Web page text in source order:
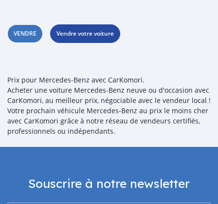
VENDRE Vendre votre voiture
Prix pour Mercedes‒Benz avec CarKomori.
Acheter une voiture Mercedes‒Benz neuve ou d'occasion avec
CarKomori, au meilleur prix, négociable avec le vendeur local !
Votre prochain véhicule Mercedes‒Benz au prix le moins cher
avec CarKomori grâce à notre réseau de vendeurs certifiés,
professionnels ou indépendants.
Souscrire à notre newsletter